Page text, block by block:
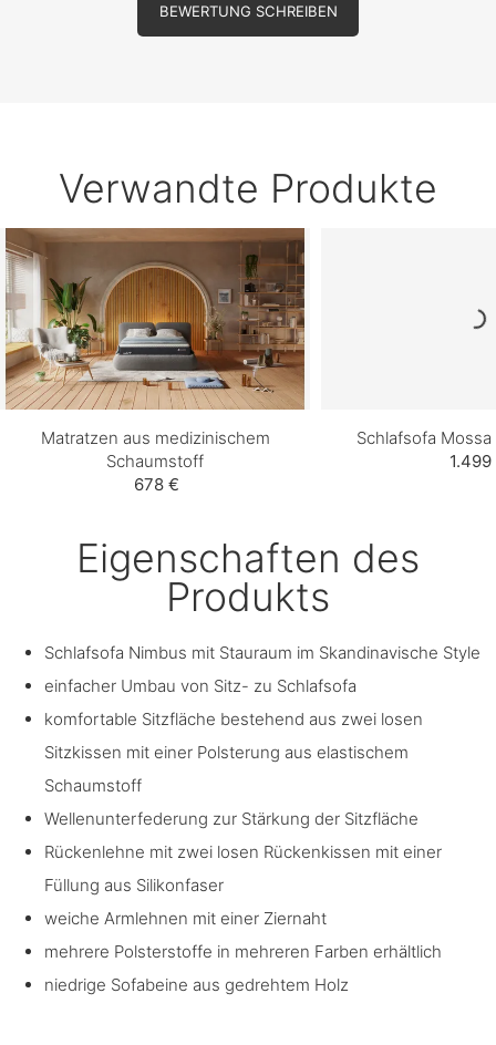
BEWERTUNG SCHREIBEN
Verwandte Produkte
Matratzen aus medizinischem
Schaumstoff
678 €
Schlafsofa
1.499
Eigenschaften des
Produkts
Schlafsofa Nimbus mit Stauraum im Skandinavische Style
einfacher Umbau von Sitz- zu Schlafsofa
komfortable Sitzfläche bestehend aus zwei losen
Sitzkissen mit einer Polsterung aus elastischem
Schaumstoff
Wellenunterfederung zur Stärkung der Sitzfläche
Rückenlehne mit zwei losen Rückenkissen mit einer
Füllung aus Silikonfaser
weiche Armlehnen mit einer Ziernaht
mehrere Polsterstoffe in mehreren Farben erhältlich
niedrige Sofabeine aus gedrehtem Holz